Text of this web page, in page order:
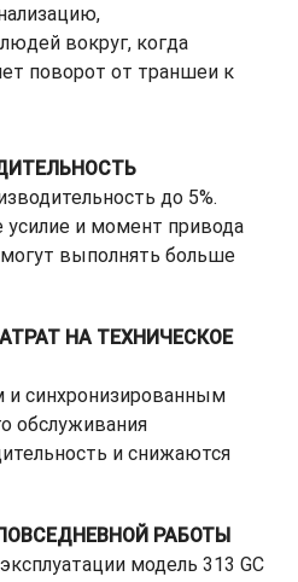
вокруг, когда
поворот от траншеи к
до 5%.
и момент привода
выполнять больше
НА ТЕХНИЧЕСКОЕ
и синхронизированным
обслуживания
и снижаются
РАБОТЫ
модель 313 GC